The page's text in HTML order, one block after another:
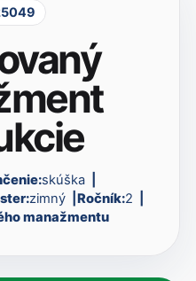
skúška
zimný Ročník:2
manažmentu